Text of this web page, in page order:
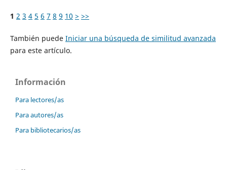
1 2 3 4 5 6 7 8 9 10 > >>
También puede Iniciar una búsqueda de similitud avanzada
para este artículo.
Información
Para lectores/as
Para autores/as
Para bibliotecarios/as